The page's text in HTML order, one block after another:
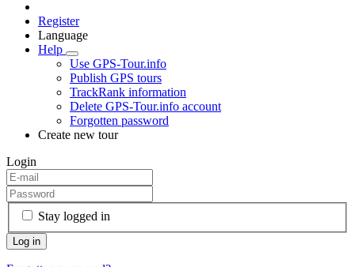
Register
Language
Help
Use GPS-Tour.info
Publish GPS tours
TrackRank information
Delete GPS-Tour.info account
Forgotten password
Create new tour
Login
Stay logged in